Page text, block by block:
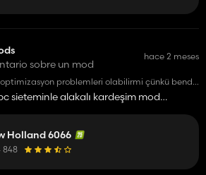
sobre un mod
hace 2 meses
problemleri olabilirmi çünkü bende
sieteminle alakalı kardeşim mod
Holland 6066
848